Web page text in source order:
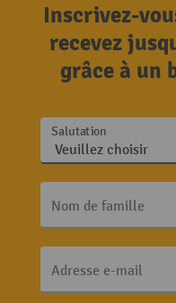
Inscrivez-
recevez
grâce à un
Salutation
Nom de famille
Adresse e-mail